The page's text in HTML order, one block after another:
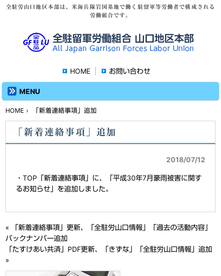
全駐労山口地区本部は、米海兵隊岩国基地で働く駐留軍等労働者で構成される
労働組合です。
HOME お問い合わせ
MENU
HOME › 「新着連絡事項」追加
「新着連絡事項」追加
2018/07/12
・TOP「新着連絡事項」に、「平成30年7月豪雨被害に関す
るお知らせ」を追加しました。
«
「新着連絡事項」更新、「全駐労山口情報」「過去の活動内容」
バックナンバー追加
「たすけあい共済」PDF更新、「きずな」「全駐労山口情報」追加
»